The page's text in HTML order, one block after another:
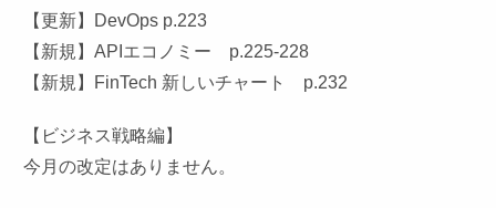
【更新】DevOps p.223
【新規】APIエコノミー p.225-228
【新規】FinTech 新しいチャート p.232
【ビジネス戦略編】
今月の改定はありません。